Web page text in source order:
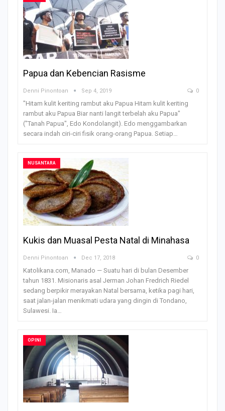
Papua dan Kebencian Rasisme
Denni Pinontoan Sep 4, 2019 0
"Hitam kulit keriting rambut aku Papua Hitam kulit keriting
rambut aku Papua Biar nanti langit terbelah aku Papua"
("Tanah Papua", Edo Kondolangit). Edo menggambarkan
secara indah ciri-ciri fisik orang-orang Papua. Setiap…
NUSANTARA
Kukis dan Muasal Pesta Natal di Minahasa
Denni Pinontoan Dec 17, 2018 0
Katolikana.com, Manado — Suatu hari di bulan Desember
tahun 1831. Misionaris asal Jerman Johan Fredrich Riedel
sedang berpikir merayakan Natal bersama, ketika pagi hari,
saat jalan-jalan menikmati udara yang dingin di Tondano,
Sulawesi. Ia…
OPINI